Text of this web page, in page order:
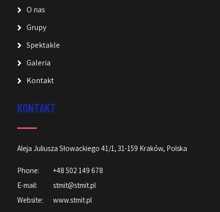
O nas
Grupy
Spektakle
Galeria
Kontakt
KONTAKT
Aleja Juliusza Słowackiego 41/1, 31-159 Kraków, Polska
Phone:
+48 502 149 678
E-mail:
stmit@stmit.pl
Website:
www.stmit.pl